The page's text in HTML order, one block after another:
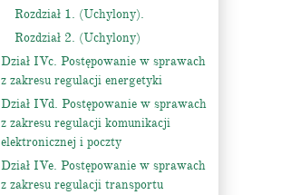
Rozdział 1. (Uchylony).
Rozdział 2. (Uchylony)
Dział IVc. Postępowanie w sprawach
z zakresu regulacji energetyki
Dział IVd. Postępowanie w sprawach
z zakresu regulacji komunikacji
elektronicznej i poczty
Dział IVe. Postępowanie w sprawach
z zakresu regulacji transportu